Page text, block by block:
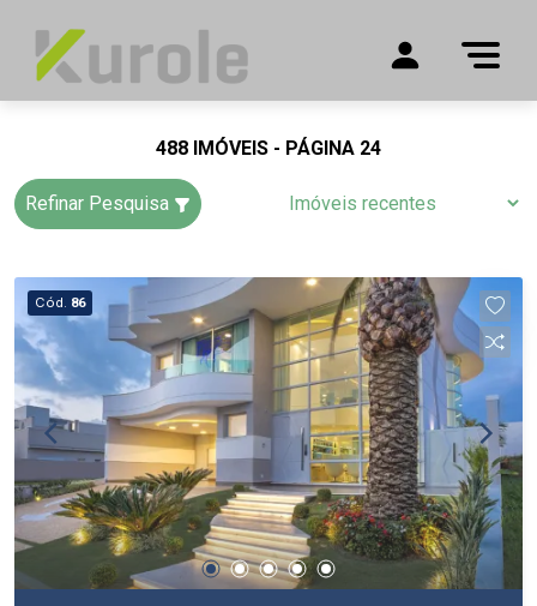
488 IMÓVEIS - PÁGINA 24
Refinar Pesquisa
Cód. 86